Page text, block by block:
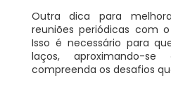
Outra dica para
reuniões periódicas com
Isso é necessário para
laços, aproximando-
compreenda os desafios